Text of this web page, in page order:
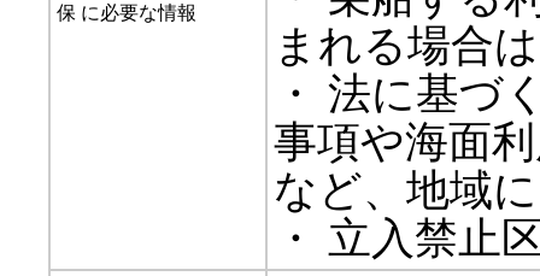
保 に必要な情報
まれる場合
・ 法に基づ
事項や海面
など、地域
・ 立入禁止